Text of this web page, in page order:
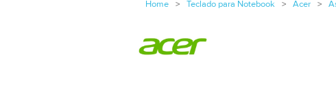
Home Teclado para Notebook Acer